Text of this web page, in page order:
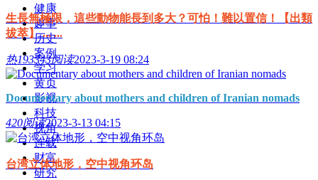
健康
趣事
历史
案例
学习
黄页
影视
科技
视角
连载
财富
研究
生長無極限，這些動物能長到多大？可怕！難以置信！【出類
拔萃】 ... ...
热193343阅读2023-3-19 08:24
Documentary about mothers and children of Iranian nomads
420阅读2023-3-13 04:15
台湾立体地形，空中视角环岛